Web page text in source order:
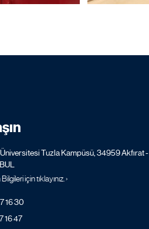
Tuzla Kampüsü, 34959 Akfırat -
için tıklayınız. ›
16 30
16 47